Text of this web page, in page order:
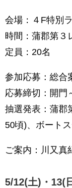
会場：４F特別
時間：蒲郡第３
定員：20名
参加応募：総合
応募締切：開門
抽選発表：蒲郡
50頃)、ボート
ご案内：川又
5/12(土)・13(